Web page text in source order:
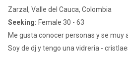
Zarzal, Valle del Cauca, Colombia
Seeking: Female 30 - 63
Me gusta conocer personas y se muy
Soy de dj y tengo una vidreria -